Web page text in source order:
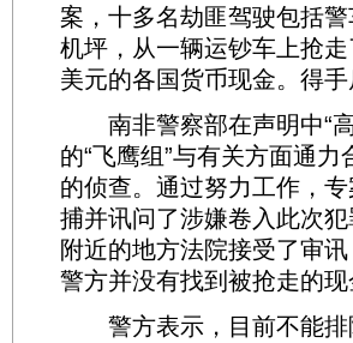
案，十多名劫匪驾驶包括
机坪，从一辆运钞车上抢
美元的各国货币现金。得
南非警察部在声明中“高
的“飞鹰组”与有关方面通
的侦查。通过努力工作，
捕并讯问了涉嫌卷入此次
附近的地方法院接受了审
警方并没有找到被抢走的现
警方表示，目前不能排